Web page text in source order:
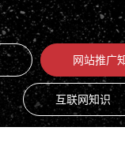
网站推广
互联网知识